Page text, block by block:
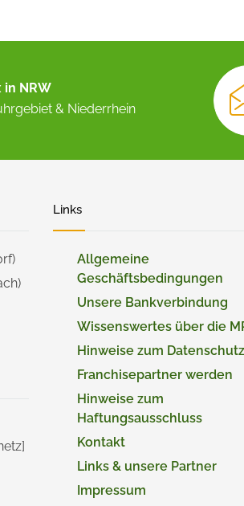
in NRW
& Niederrhein
Links
Allgemeine
Geschäftsbedingungen
Unsere Bankverbindung
Wissenswertes über die
Hinweise zum Datenschutz
Franchisepartner werden
Hinweise zum
Haftungsausschluss
Kontakt
Links & unsere Partner
Impressum